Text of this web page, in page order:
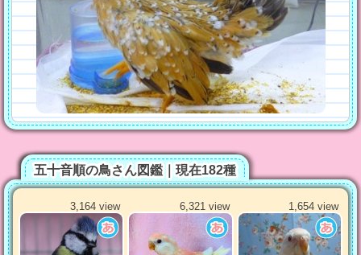
五十音順の鳥さん図鑑｜現在182種
3,164 view 6,321 view 1,654 view